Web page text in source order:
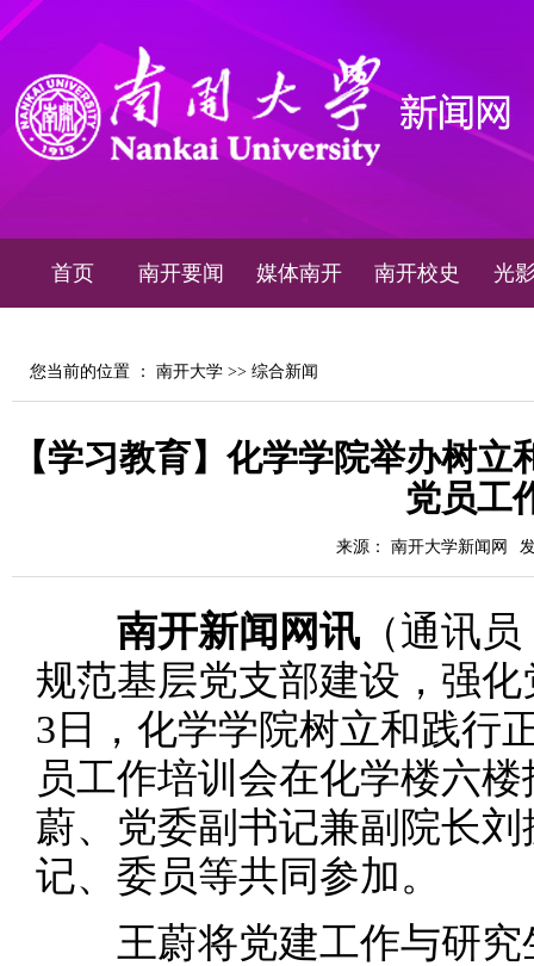
首页 南开要闻 媒体南开 南开校史 光
您当前的位置 ： 南开大学 >> 综合新闻
【学习教育】化学学院举办树
党员工
来源： 南开大学新闻网
南开新闻网讯 （通讯
规范基层党支部建设，强
3日，化学学院树立和践行
员工作培训会在化学楼六
蔚、党委副书记兼副院长
记、委员等共同参加。
王蔚将党建工作与研究